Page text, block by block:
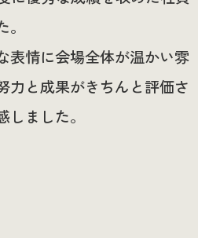
表情に会場全体が温かい雰
力と成果がきちんと評価さ
ました。